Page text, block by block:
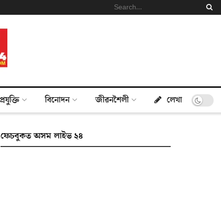
প্ৰযুক্তি বিনোদন জীৱনশৈলী লেখা
ফেচবুকত অসম লাইভ ২৪